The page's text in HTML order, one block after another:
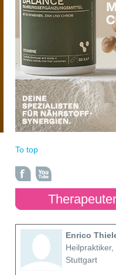
To top
Enrico
Heilpraktiker,
Stuttgart